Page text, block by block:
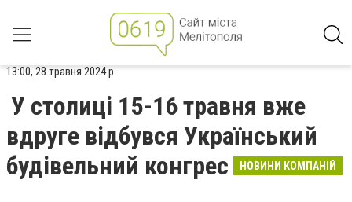
13:00, 28 травня 2024 р.
У столиці 15-16 травня вже
вдруге відбувся Український
будівельний конгрес
НОВИНИ КОМПАНІЙ